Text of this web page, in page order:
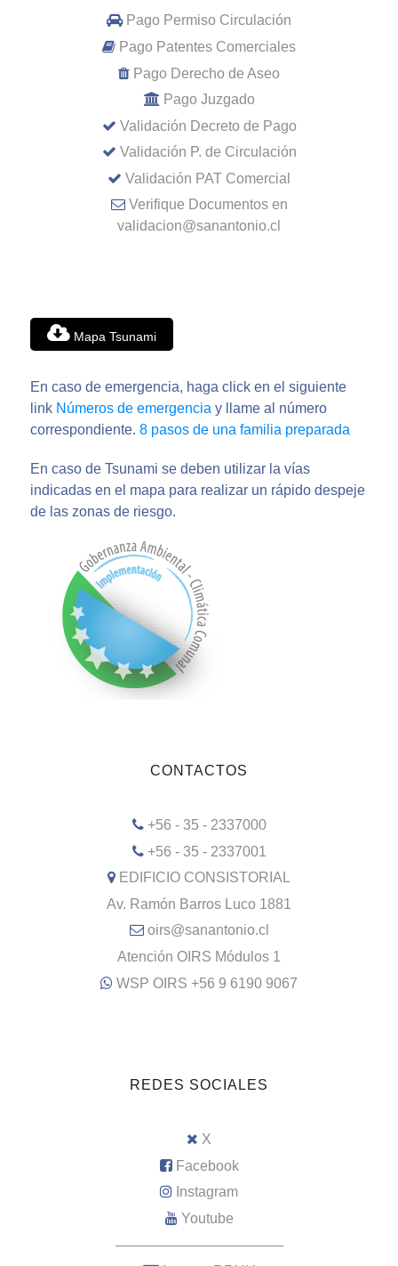
Pago Permiso Circulación
Pago Patentes Comerciales
Pago Derecho de Aseo
Pago Juzgado
Validación Decreto de Pago
Validación P. de Circulación
Validación PAT Comercial
Verifique Documentos en
validacion@sanantonio.cl
Mapa Tsunami
En caso de emergencia, haga click en el siguiente
link Números de emergencia y llame al número
correspondiente. 8 pasos de una familia preparada
En caso de Tsunami se deben utilizar la vías
indicadas en el mapa para realizar un rápido despeje
de las zonas de riesgo.
CONTACTOS
+56 - 35 - 2337000
+56 - 35 - 2337001
EDIFICIO CONSISTORIAL
Av. Ramón Barros Luco 1881
oirs@sanantonio.cl
Atención OIRS Módulos 1
WSP OIRS +56 9 6190 9067
REDES SOCIALES
X
Facebook
Instagram
Youtube
–––––––––––––––––––––